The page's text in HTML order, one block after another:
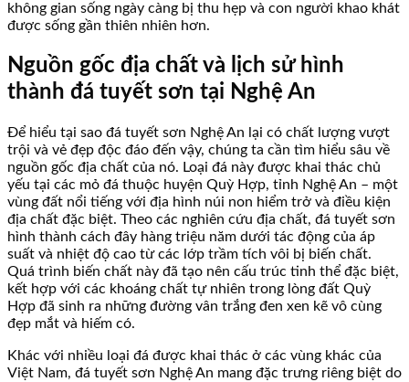
không gian sống ngày càng bị thu hẹp và con người khao khát
được sống gần thiên nhiên hơn.
Nguồn gốc địa chất và lịch sử hình
thành đá tuyết sơn tại Nghệ An
Để hiểu tại sao đá tuyết sơn Nghệ An lại có chất lượng vượt
trội và vẻ đẹp độc đáo đến vậy, chúng ta cần tìm hiểu sâu về
nguồn gốc địa chất của nó. Loại đá này được khai thác chủ
yếu tại các mỏ đá thuộc huyện Quỳ Hợp, tỉnh Nghệ An – một
vùng đất nổi tiếng với địa hình núi non hiểm trở và điều kiện
địa chất đặc biệt. Theo các nghiên cứu địa chất, đá tuyết sơn
hình thành cách đây hàng triệu năm dưới tác động của áp
suất và nhiệt độ cao từ các lớp trầm tích vôi bị biến chất.
Quá trình biến chất này đã tạo nên cấu trúc tinh thể đặc biệt,
kết hợp với các khoáng chất tự nhiên trong lòng đất Quỳ
Hợp đã sinh ra những đường vân trắng đen xen kẽ vô cùng
đẹp mắt và hiếm có.
Khác với nhiều loại đá được khai thác ở các vùng khác của
Việt Nam, đá tuyết sơn Nghệ An mang đặc trưng riêng biệt do